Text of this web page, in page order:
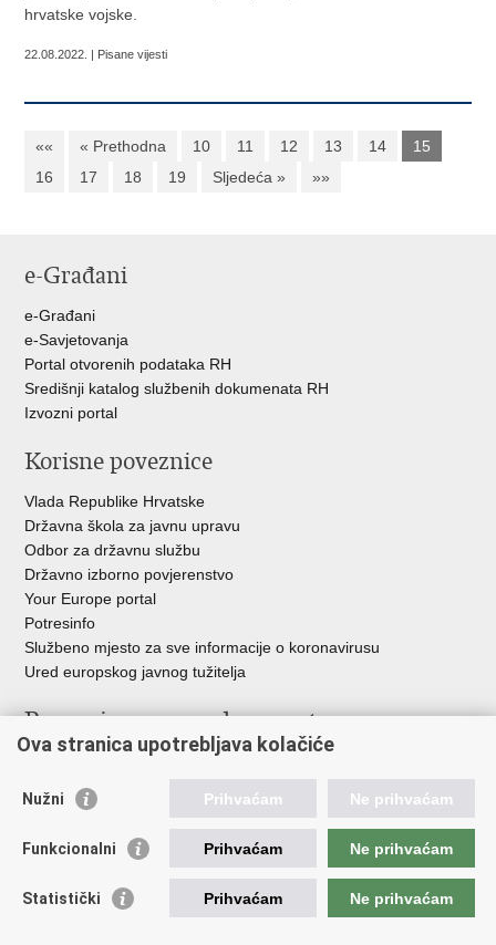
hrvatske vojske.
22.08.2022. | Pisane vijesti
«« « Prethodna 10 11 12 13 14
15
16
17 18 19 Sljedeća » »»
e-Građani
e-Građani
e-Savjetovanja
Portal otvorenih podataka RH
Središnji katalog službenih dokumenata RH
Izvozni portal
Korisne poveznice
Vlada Republike Hrvatske
Državna škola za javnu upravu
Odbor za državnu službu
Državno izborno povjerenstvo
Your Europe portal
Potresinfo
Službeno mjesto za sve informacije o koronavirusu
Ured europskog javnog tužitelja
Poveznice pravosudnog sustava
Državno odvjetništvo
Ured za suzbijanje korupcije i organiziranog kriminaliteta
Državnoodvjetničko vijeće
Hrvatska odvjetnička komora
Ova stranica upotrebljava kolačiće
Nužni Prihvaćam Ne prihvaćam
Funkcionalni Prihvaćam Ne prihvaćam
Statistički Prihvaćam Ne prihvaćam